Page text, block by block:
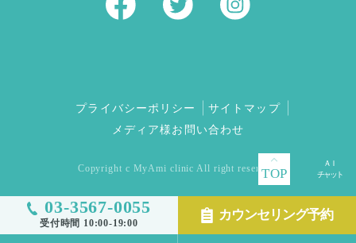
TOP
03-3567-0055
受付時間 10:00-19:00
カウンセリング予約
プライバシーポリシー
サイトマップ
メディア様お問い合わせ
Copyright c MyAmi clinic All right reserved.